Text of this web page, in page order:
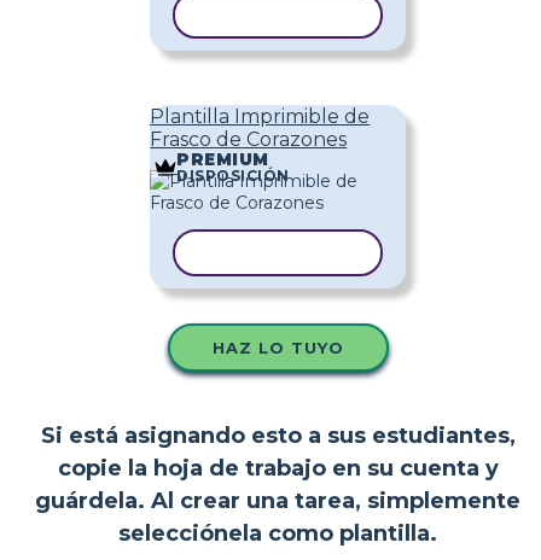
Plantilla Imprimible de
Frasco de Corazones
PREMIUM
DISPOSICIÓN
HAZ LO TUYO
Si está asignando esto a sus estudiantes,
copie la hoja de trabajo en su cuenta y
guárdela. Al crear una tarea, simplemente
selecciónela como plantilla.